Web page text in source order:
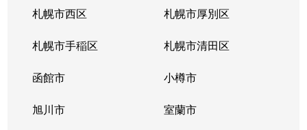
札幌市西区 札幌市厚別区
札幌市手稲区 札幌市清田区
函館市 小樽市
旭川市 室蘭市